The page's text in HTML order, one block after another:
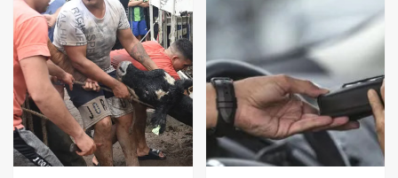
4
Accidente en Ruta 5: falleció un
joven de Trenque Lauquen
5
Los precios de los combustibles en
La Pampa, desde YPF hasta Axion
entre 857 a 1338 pesos